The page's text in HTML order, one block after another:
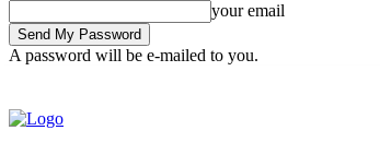
your email
A password will be e-mailed to you.